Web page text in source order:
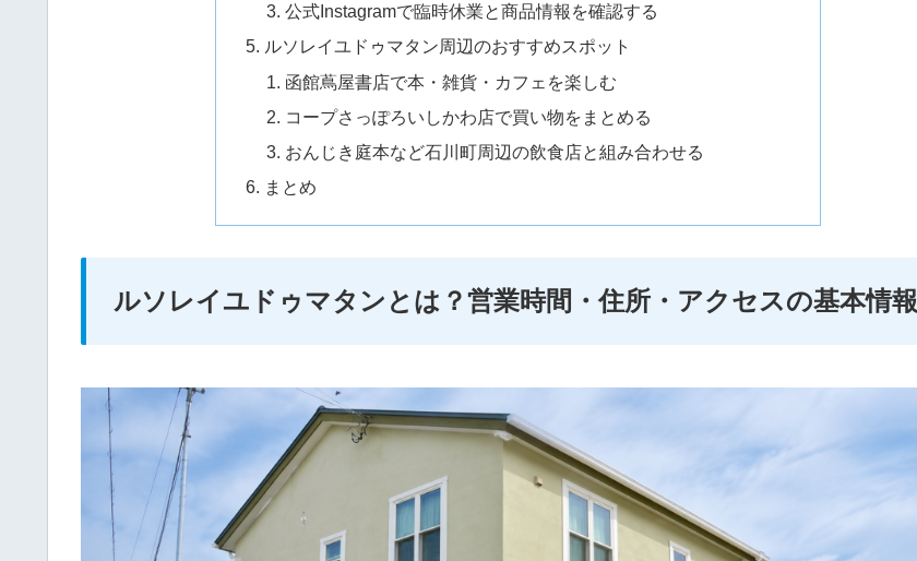
公式Instagramで臨時休業と商品情報を確認する
ルソレイユドゥマタン周辺のおすすめスポット
函館蔦屋書店で本・雑貨・カフェを楽しむ
コープさっぽろいしかわ店で買い物をまとめる
おんじき庭本など石川町周辺の飲食店と組み合わせる
まとめ
ルソレイユドゥマタンとは？営業時間・住所・アクセスの基本情報